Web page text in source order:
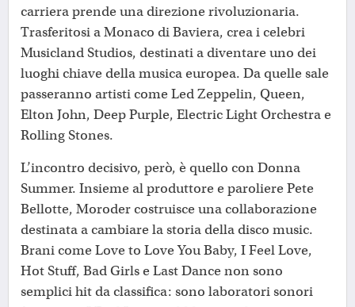
carriera prende una direzione rivoluzionaria.
Trasferitosi a Monaco di Baviera, crea i celebri
Musicland Studios, destinati a diventare uno dei
luoghi chiave della musica europea. Da quelle sale
passeranno artisti come Led Zeppelin, Queen,
Elton John, Deep Purple, Electric Light Orchestra e
Rolling Stones.
L’incontro decisivo, però, è quello con Donna
Summer. Insieme al produttore e paroliere Pete
Bellotte, Moroder costruisce una collaborazione
destinata a cambiare la storia della disco music.
Brani come Love to Love You Baby, I Feel Love,
Hot Stuff, Bad Girls e Last Dance non sono
semplici hit da classifica: sono laboratori sonori